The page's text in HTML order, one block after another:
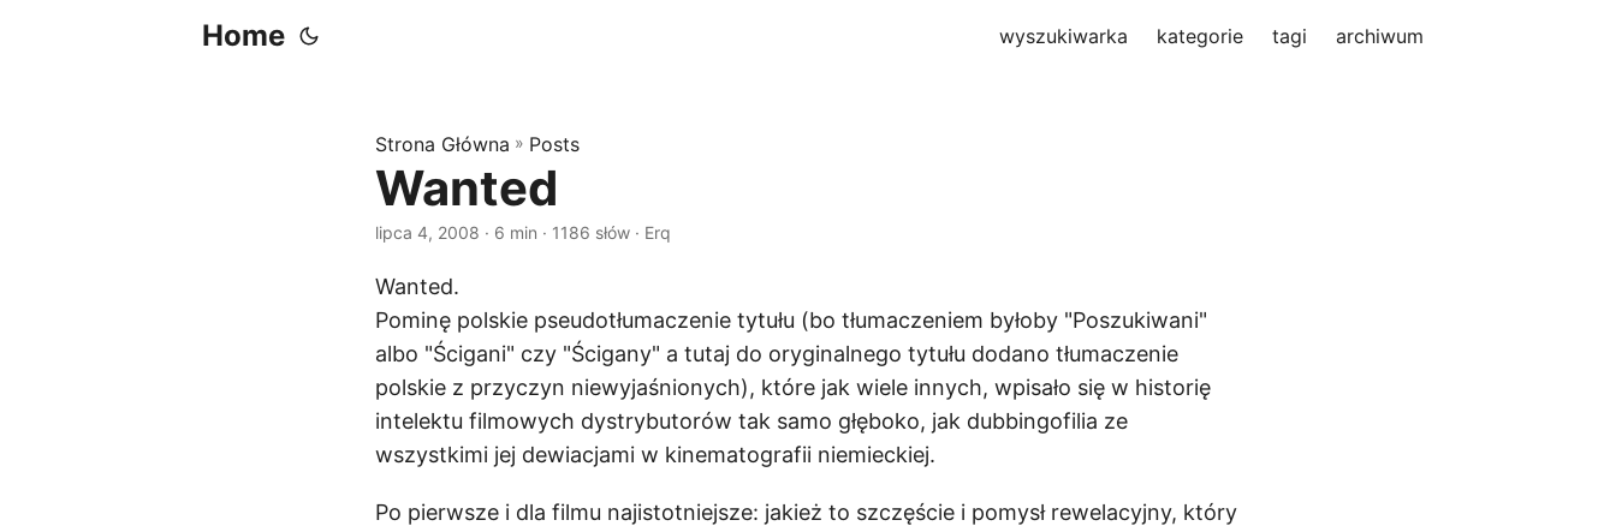
Home wyszukiwarka kategorie tagi archiwum
Strona Główna » Posts
Wanted
lipca 4, 2008 · 6 min · 1186 słów · Erq
Wanted.
Pominę polskie pseudotłumaczenie tytułu (bo tłumaczeniem byłoby "Poszukiwani"
albo "Ścigani" czy "Ścigany" a tutaj do oryginalnego tytułu dodano tłumaczenie
polskie z przyczyn niewyjaśnionych), które jak wiele innych, wpisało się w historię
intelektu filmowych dystrybutorów tak samo głęboko, jak dubbingofilia ze
wszystkimi jej dewiacjami w kinematografii niemieckiej.
Po pierwsze i dla filmu najistotniejsze: jakież to szczęście i pomysł rewelacyjny, który